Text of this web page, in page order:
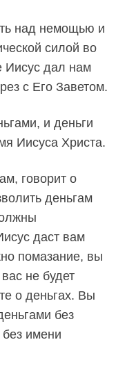
над немощью и
силой во
Иисус дал нам
с Его Заветом.
и деньги
Иисуса Христа.
говорит о
деньгам
даст вам
помазание, вы
не будет
о деньгах. Вы
без
имени